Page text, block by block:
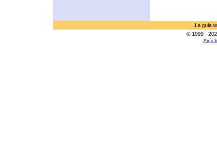
La guia
© 1999 -
Avís